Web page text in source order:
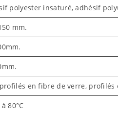
polyester insaturé, adhésif
mm.
en fibre de verre, profilés
80°C